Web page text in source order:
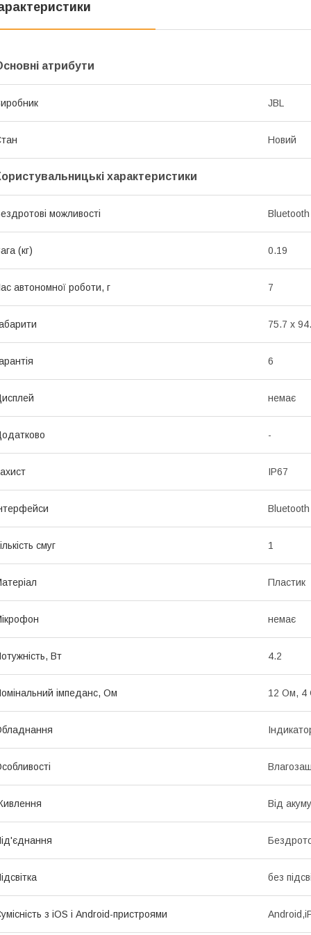
атрибути
JBL
Новий
характеристики
можливості
(кг) 0.19
автономної роботи, г 7
75.7 x
6
немає
-
IP67
смуг 1
Пластик
немає
Вт 4.2
імпеданс, Ом 12 Ом, 4
Від
без
з iOS і Android-пристроями